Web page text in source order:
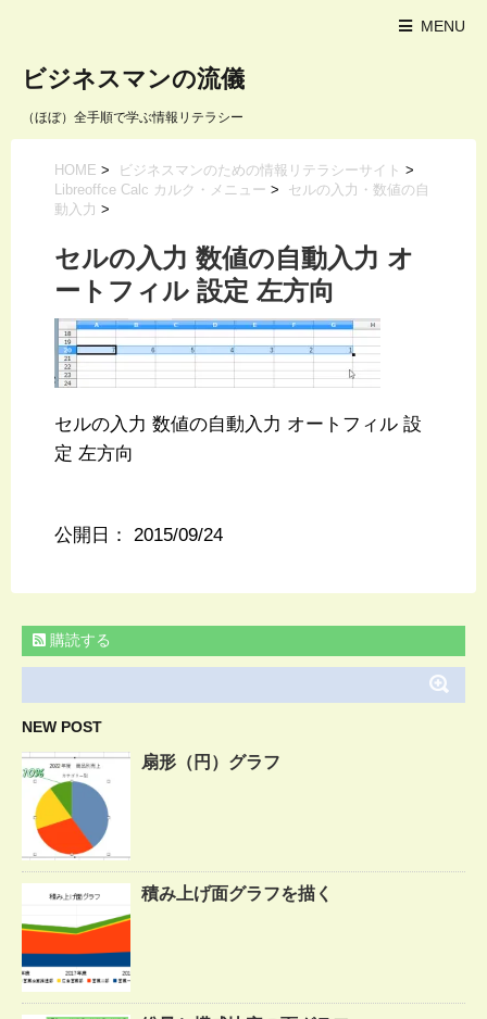
MENU
ビジネスマンの流儀
（ほぼ）全手順で学ぶ情報リテラシー
HOME > ビジネスマンのための情報リテラシーサイト >
Libreoffce Calc カルク・メニュー > セルの入力・数値の自
動入力 >
セルの入力 数値の自動入力 オ
ートフィル 設定 左方向
セルの入力 数値の自動入力 オートフィル 設
定 左方向
公開日： 2015/09/24
購読する
NEW POST
扇形（円）グラフ
積み上げ面グラフを描く